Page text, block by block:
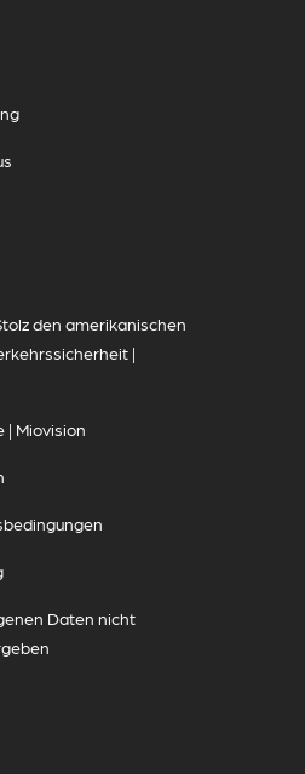
den amerikanischen
|
| Miovision
Daten nicht